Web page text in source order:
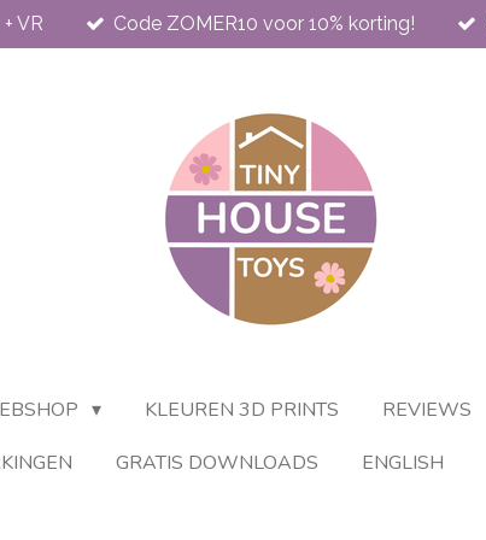
VR Code ZOMER10 voor 10% korting!
KLEUREN 3D PRINTS REVIEWS
GRATIS DOWNLOADS ENGLISH